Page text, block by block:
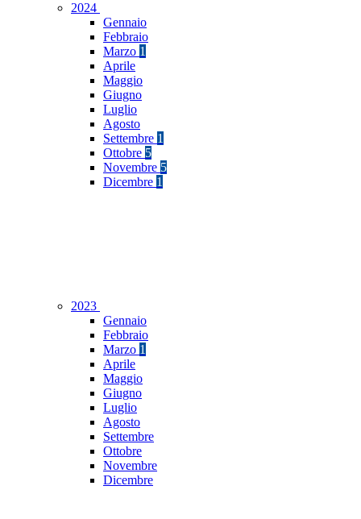
2024
Gennaio
Febbraio
Marzo 1
Aprile
Maggio
Giugno
Luglio
Agosto
Settembre 1
Ottobre 5
Novembre 5
Dicembre 1
2023
Gennaio
Febbraio
Marzo 1
Aprile
Maggio
Giugno
Luglio
Agosto
Settembre
Ottobre
Novembre
Dicembre